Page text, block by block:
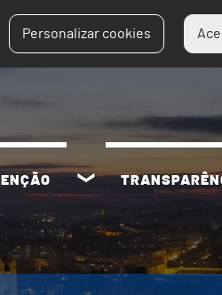
Personalizar cookies